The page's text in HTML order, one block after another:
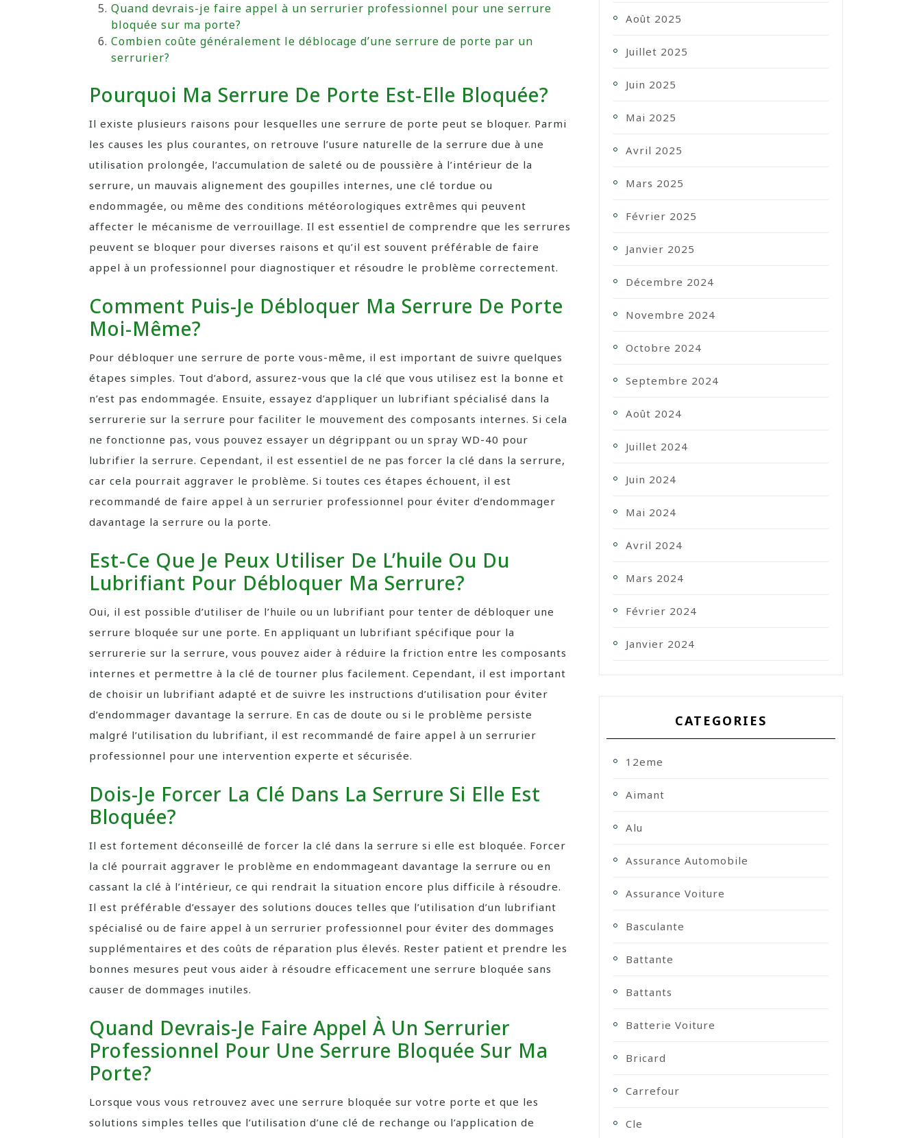
Quand devrais-je faire appel à un serrurier professionnel pour une serrure
bloquée sur ma porte?
Combien coûte généralement le déblocage d’une serrure de porte par un
serrurier?
Pourquoi Ma Serrure De Porte Est-Elle Bloquée?
Il existe plusieurs raisons pour lesquelles une serrure de porte peut se bloquer. Parmi
les causes les plus courantes, on retrouve l’usure naturelle de la serrure due à une
utilisation prolongée, l’accumulation de saleté ou de poussière à l’intérieur de la
serrure, un mauvais alignement des goupilles internes, une clé tordue ou
endommagée, ou même des conditions météorologiques extrêmes qui peuvent
affecter le mécanisme de verrouillage. Il est essentiel de comprendre que les serrures
peuvent se bloquer pour diverses raisons et qu’il est souvent préférable de faire
appel à un professionnel pour diagnostiquer et résoudre le problème correctement.
Comment Puis-Je Débloquer Ma Serrure De Porte
Moi-Même?
Pour débloquer une serrure de porte vous-même, il est important de suivre quelques
étapes simples. Tout d’abord, assurez-vous que la clé que vous utilisez est la bonne et
n’est pas endommagée. Ensuite, essayez d’appliquer un lubrifiant spécialisé dans la
serrurerie sur la serrure pour faciliter le mouvement des composants internes. Si cela
ne fonctionne pas, vous pouvez essayer un dégrippant ou un spray WD-40 pour
lubrifier la serrure. Cependant, il est essentiel de ne pas forcer la clé dans la serrure,
car cela pourrait aggraver le problème. Si toutes ces étapes échouent, il est
recommandé de faire appel à un serrurier professionnel pour éviter d’endommager
davantage la serrure ou la porte.
Est-Ce Que Je Peux Utiliser De L’huile Ou Du
Lubrifiant Pour Débloquer Ma Serrure?
Oui, il est possible d’utiliser de l’huile ou un lubrifiant pour tenter de débloquer une
serrure bloquée sur une porte. En appliquant un lubrifiant spécifique pour la
serrurerie sur la serrure, vous pouvez aider à réduire la friction entre les composants
internes et permettre à la clé de tourner plus facilement. Cependant, il est important
de choisir un lubrifiant adapté et de suivre les instructions d’utilisation pour éviter
d’endommager davantage la serrure. En cas de doute ou si le problème persiste
malgré l’utilisation du lubrifiant, il est recommandé de faire appel à un serrurier
professionnel pour une intervention experte et sécurisée.
Dois-Je Forcer La Clé Dans La Serrure Si Elle Est
Bloquée?
Il est fortement déconseillé de forcer la clé dans la serrure si elle est bloquée. Forcer
la clé pourrait aggraver le problème en endommageant davantage la serrure ou en
cassant la clé à l’intérieur, ce qui rendrait la situation encore plus difficile à résoudre.
Il est préférable d’essayer des solutions douces telles que l’utilisation d’un lubrifiant
spécialisé ou de faire appel à un serrurier professionnel pour éviter des dommages
supplémentaires et des coûts de réparation plus élevés. Rester patient et prendre les
bonnes mesures peut vous aider à résoudre efficacement une serrure bloquée sans
causer de dommages inutiles.
Quand Devrais-Je Faire Appel À Un Serrurier
Professionnel Pour Une Serrure Bloquée Sur Ma
Porte?
Lorsque vous vous retrouvez avec une serrure bloquée sur votre porte et que les
solutions simples telles que l’utilisation d’une clé de rechange ou l’application de
Août 2025
Juillet 2025
Juin 2025
Mai 2025
Avril 2025
Mars 2025
Février 2025
Janvier 2025
Décembre 2024
Novembre 2024
Octobre 2024
Septembre 2024
Août 2024
Juillet 2024
Juin 2024
Mai 2024
Avril 2024
Mars 2024
Février 2024
Janvier 2024
CATEGORIES
12eme
Aimant
Alu
Assurance Automobile
Assurance Voiture
Basculante
Battante
Battants
Batterie Voiture
Bricard
Carrefour
Cle